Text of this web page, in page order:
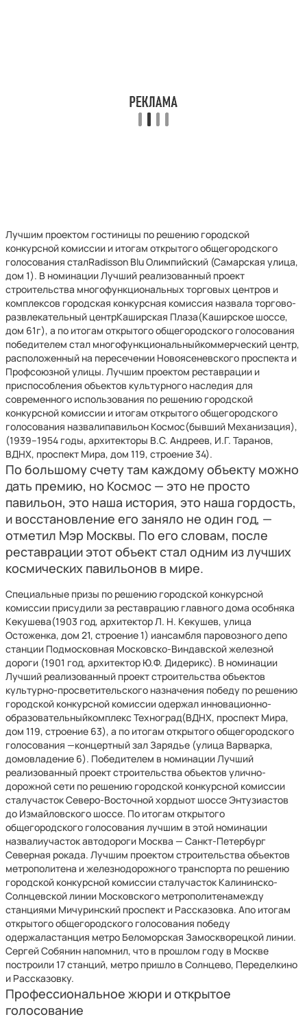
Лучшим проектом гостиницы по решению городской
конкурсной комиссии и итогам открытого общегородского
голосования сталRadisson Blu Олимпийский (Самарская улица,
дом 1). В номинации Лучший реализованный проект
строительства многофункциональных торговых центров и
комплексов городская конкурсная комиссия назвала торгово-
развлекательный центрКаширская Плаза(Каширское шоссе,
дом 61г), а по итогам открытого общегородского голосования
победителем стал многофункциональныйкоммерческий центр,
расположенный на пересечении Новоясеневского проспекта и
Профсоюзной улицы. Лучшим проектом реставрации и
приспособления объектов культурного наследия для
современного использования по решению городской
конкурсной комиссии и итогам открытого общегородского
голосования назвалипавильон Космос(бывший Механизация),
(1939–1954 годы, архитекторы В.С. Андреев, И.Г. Таранов,
ВДНХ, проспект Мира, дом 119, строение 34).
По большому счету там каждому объекту можно
дать премию, но Космос — это не просто
павильон, это наша история, это наша гордость,
и восстановление его заняло не один год, —
отметил Мэр Москвы. По его словам, после
реставрации этот объект стал одним из лучших
космических павильонов в мире.
Специальные призы по решению городской конкурсной
комиссии присудили за реставрацию главного дома особняка
Кекушева(1903 год, архитектор Л. Н. Кекушев, улица
Остоженка, дом 21, строение 1) иансамбля паровозного депо
станции Подмосковная Московско-Виндавской железной
дороги (1901 год, архитектор Ю.Ф. Дидерикс). В номинации
Лучший реализованный проект строительства объектов
культурно-просветительского назначения победу по решению
городской конкурсной комиссии одержал инновационно-
образовательныйкомплекс Техноград(ВДНХ, проспект Мира,
дом 119, строение 63), а по итогам открытого общегородского
голосования —концертный зал Зарядье (улица Варварка,
домовладение 6). Победителем в номинации Лучший
реализованный проект строительства объектов улично-
дорожной сети по решению городской конкурсной комиссии
сталучасток Северо-Восточной хордыот шоссе Энтузиастов
до Измайловского шоссе. По итогам открытого
общегородского голосования лучшим в этой номинации
назвалиучасток автодороги Москва — Санкт-Петербург
Северная рокада. Лучшим проектом строительства объектов
метрополитена и железнодорожного транспорта по решению
городской конкурсной комиссии сталучасток Калининско-
Солнцевской линии Московского метрополитенамежду
станциями Мичуринский проспект и Рассказовка. Апо итогам
открытого общегородского голосования победу
одержаластанция метро Беломорская Замоскворецкой линии.
Сергей Собянин напомнил, что в прошлом году в Москве
построили 17 станций, метро пришло в Солнцево, Переделкино
и Рассказовку.
Профессиональное жюри и открытое
голосование